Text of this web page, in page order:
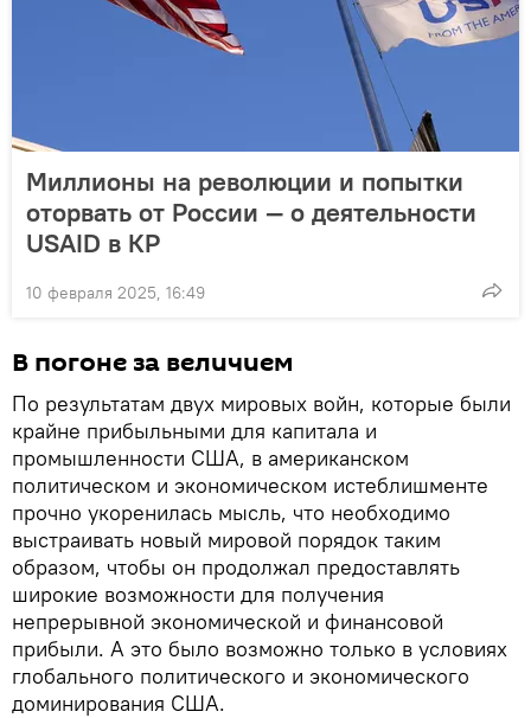
Миллионы на революции и попытки
оторвать от России — о деятельности
USAID в КР
10 февраля 2025, 16:49
В погоне за величием
По результатам двух мировых войн, которые были
крайне прибыльными для капитала и
промышленности США, в американском
политическом и экономическом истеблишменте
прочно укоренилась мысль, что необходимо
выстраивать новый мировой порядок таким
образом, чтобы он продолжал предоставлять
широкие возможности для получения
непрерывной экономической и финансовой
прибыли. А это было возможно только в условиях
глобального политического и экономического
доминирования США.